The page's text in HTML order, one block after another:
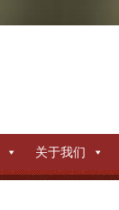
关于我们